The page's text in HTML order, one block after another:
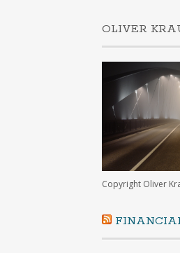
OLIVER
Copyright Oliver